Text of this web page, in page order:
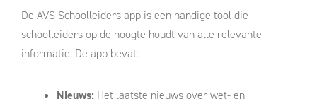
De AVS Schoolleiders app is een handige tool die
schoolleiders op de hoogte houdt van alle relevante
informatie. De app bevat:
Nieuws: Het laatste nieuws over wet- en